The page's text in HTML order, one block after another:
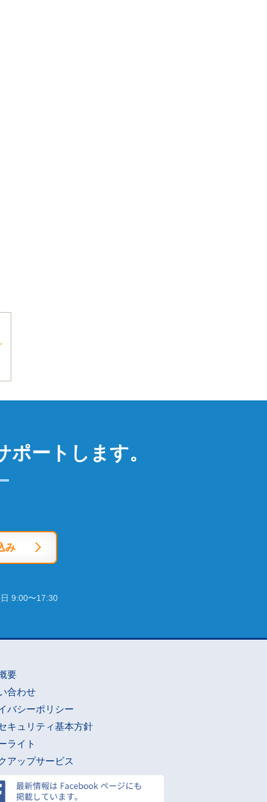
ートします。
み
9:00〜17:30
要
合わせ
バシーポリシー
キュリティ基本方針
ライト
アップサービス